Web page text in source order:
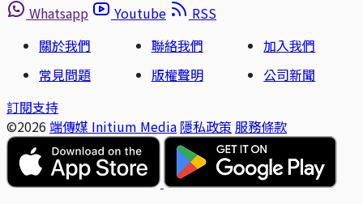
Whatsapp
Youtube
RSS
關於我們
聯絡我們
加入我們
常見問題
版權聲明
公司新聞
訂閱支持
©2026 端傳媒 Initium Media 隱私政策 服務條款